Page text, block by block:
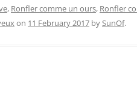
, Ronfler comme un ours, Ronfler
on 11 February 2017 bySunOf.